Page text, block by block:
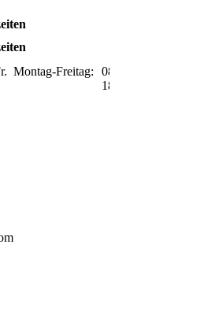
Montag-Freitag:
08:00-
18:00